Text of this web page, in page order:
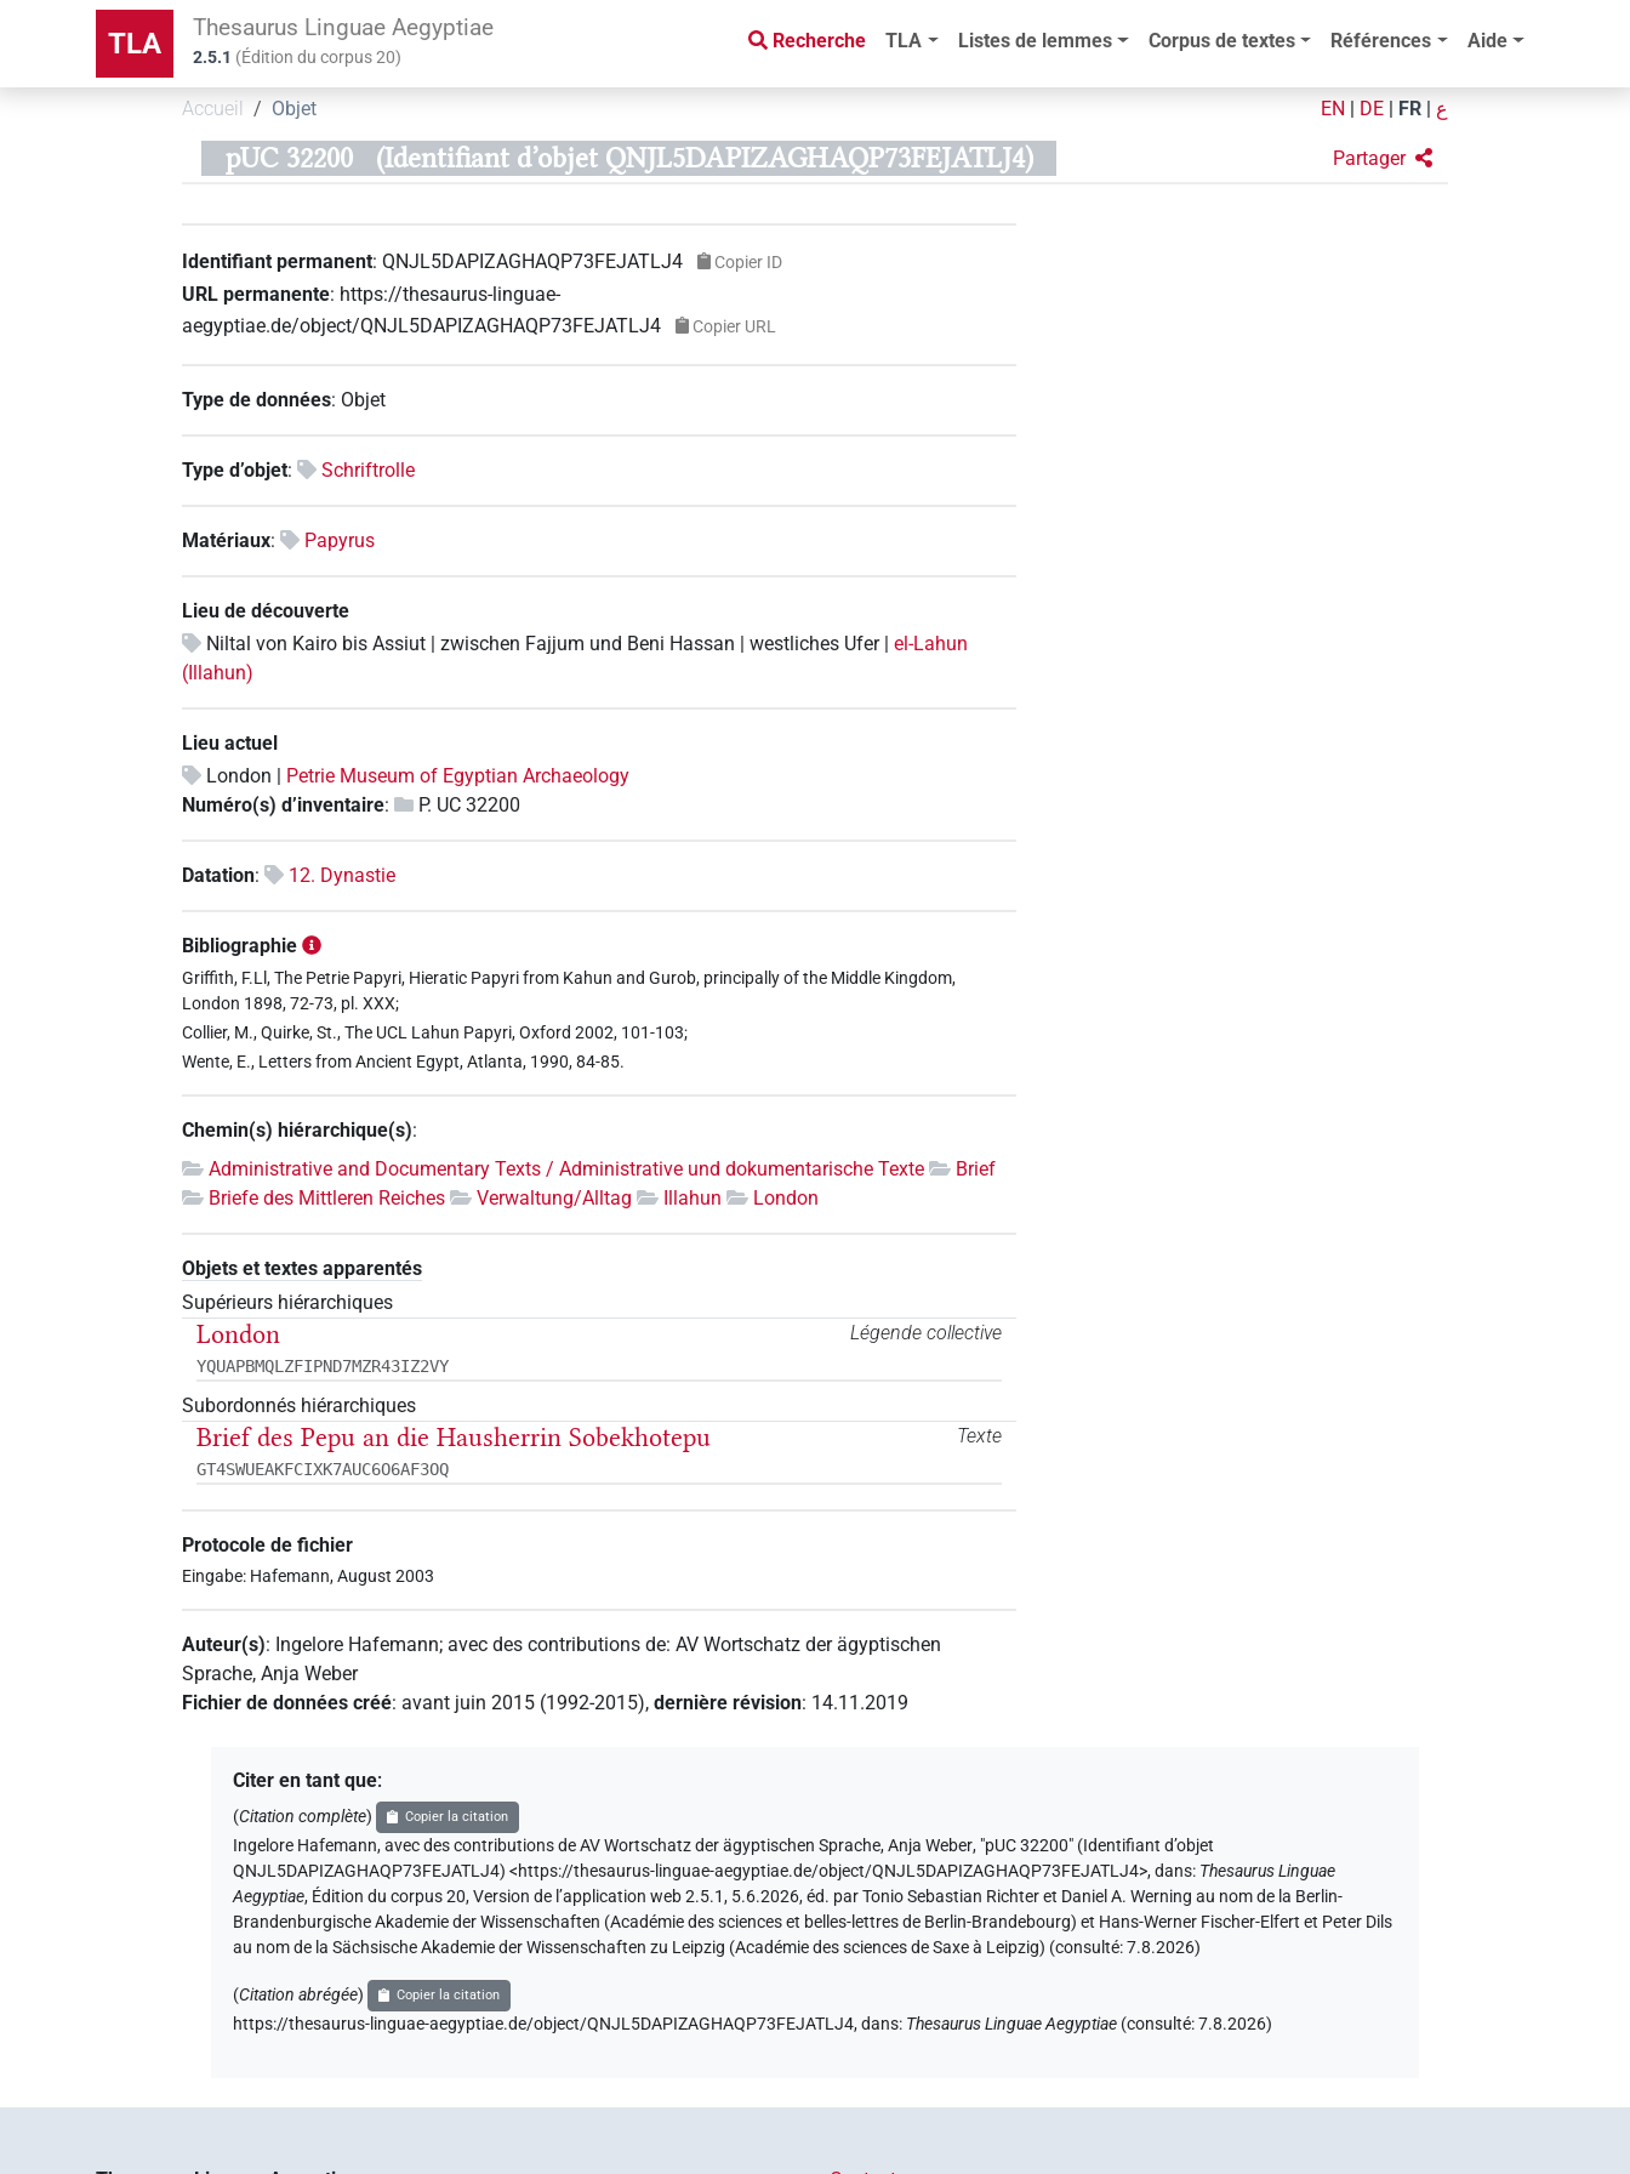
TLA Thesaurus Linguae Aegyptiae
2.5.1 (Édition du corpus20)
Recherche TLA Listes de lemmes Corpus de textes Références Aide
Accueil Objet EN DE FR ع
pUC 32200 (Identifiant d’objet QNJL5DAPIZAGHAQP73FEJATLJ4) Partager
Identifiant permanent:QNJL5DAPIZAGHAQP73FEJATLJ4 Copier ID
URL permanente: https://thesaurus-linguae-
aegyptiae.de/object/QNJL5DAPIZAGHAQP73FEJATLJ4
Copier URL
Type de données: Objet
Type d’objet: Schriftrolle
Matériaux: Papyrus
Lieu de découverte
Niltal von Kairo bis Assiut | zwischen Fajjum und Beni Hassan | westliches Ufer |el-Lahun
(Illahun)
Lieu actuel
London | Petrie Museum of Egyptian Archaeology
Numéro(s) d’inventaire: P. UC 32200
Datation: 12. Dynastie
Bibliographie
Griffith, F.Ll, The Petrie Papyri, Hieratic Papyri from Kahun and Gurob, principally of the Middle Kingdom,
London 1898, 72-73, pl. XXX;
Collier, M., Quirke, St., The UCL Lahun Papyri, Oxford 2002, 101-103;
Wente, E., Letters from Ancient Egypt, Atlanta, 1990, 84-85.
Chemin(s) hiérarchique(s):
Administrative and Documentary Texts / Administrative und dokumentarische Texte
Brief
Briefe des Mittleren Reiches
Verwaltung/Alltag Illahun London
Objets et textes apparentés
Supérieurs hiérarchiques
Légende collective
London
YQUAPBMQLZFIPND7MZR43IZ2VY
Subordonnés hiérarchiques
Texte
Brief des Pepu an die Hausherrin Sobekhotepu
GT4SWUEAKFCIXK7AUC6O6AF3OQ
Protocole de fichier
Eingabe: Hafemann, August 2003
Auteur(s): Ingelore Hafemann;avec des contributions de:AV Wortschatz der ägyptischen
Sprache,Anja Weber
Fichier de données créé:avant juin 2015 (1992-2015),dernière révision: 14.11.2019
Citer en tant que:
(Citation complète) Copier la citation
Ingelore Hafemann,avec des contributions de AV Wortschatz der ägyptischen Sprache,Anja Weber, "pUC 32200" (Identifiant d’objet
QNJL5DAPIZAGHAQP73FEJATLJ4)<https://thesaurus-linguae-aegyptiae.de/object/QNJL5DAPIZAGHAQP73FEJATLJ4>,dans: Thesaurus Linguae
Aegyptiae, Édition du corpus 20, Version de l’application web 2.5.1, 5.6.2026, éd. par Tonio Sebastian Richter et Daniel A. Werning au nom de la Berlin-
Brandenburgische Akademie der Wissenschaften (Académie des sciences et belles-lettres de Berlin-Brandebourg) et Hans-Werner Fischer-Elfert et Peter Dils
au nom de la Sächsische Akademie der Wissenschaften zu Leipzig (Académie des sciences de Saxe à Leipzig) (consulté:7.8.2026)
(Citation abrégée) Copier la citation
https://thesaurus-linguae-aegyptiae.de/object/QNJL5DAPIZAGHAQP73FEJATLJ4,dans: Thesaurus Linguae Aegyptiae (consulté:7.8.2026)